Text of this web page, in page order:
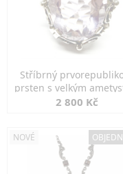
Stříbrný
prsten s velkým
2 800 Kč
NOVÉ